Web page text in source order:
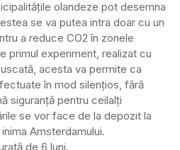
olandeze pot desemna
se va putea intra doar cu un
a reduce CO2 în zonele
primul experiment, realizat cu
acesta va permite ca
în mod silențios, fără
siguranță pentru ceilalți
se vor face de la depozit la
Amsterdamului.
de 6 luni.